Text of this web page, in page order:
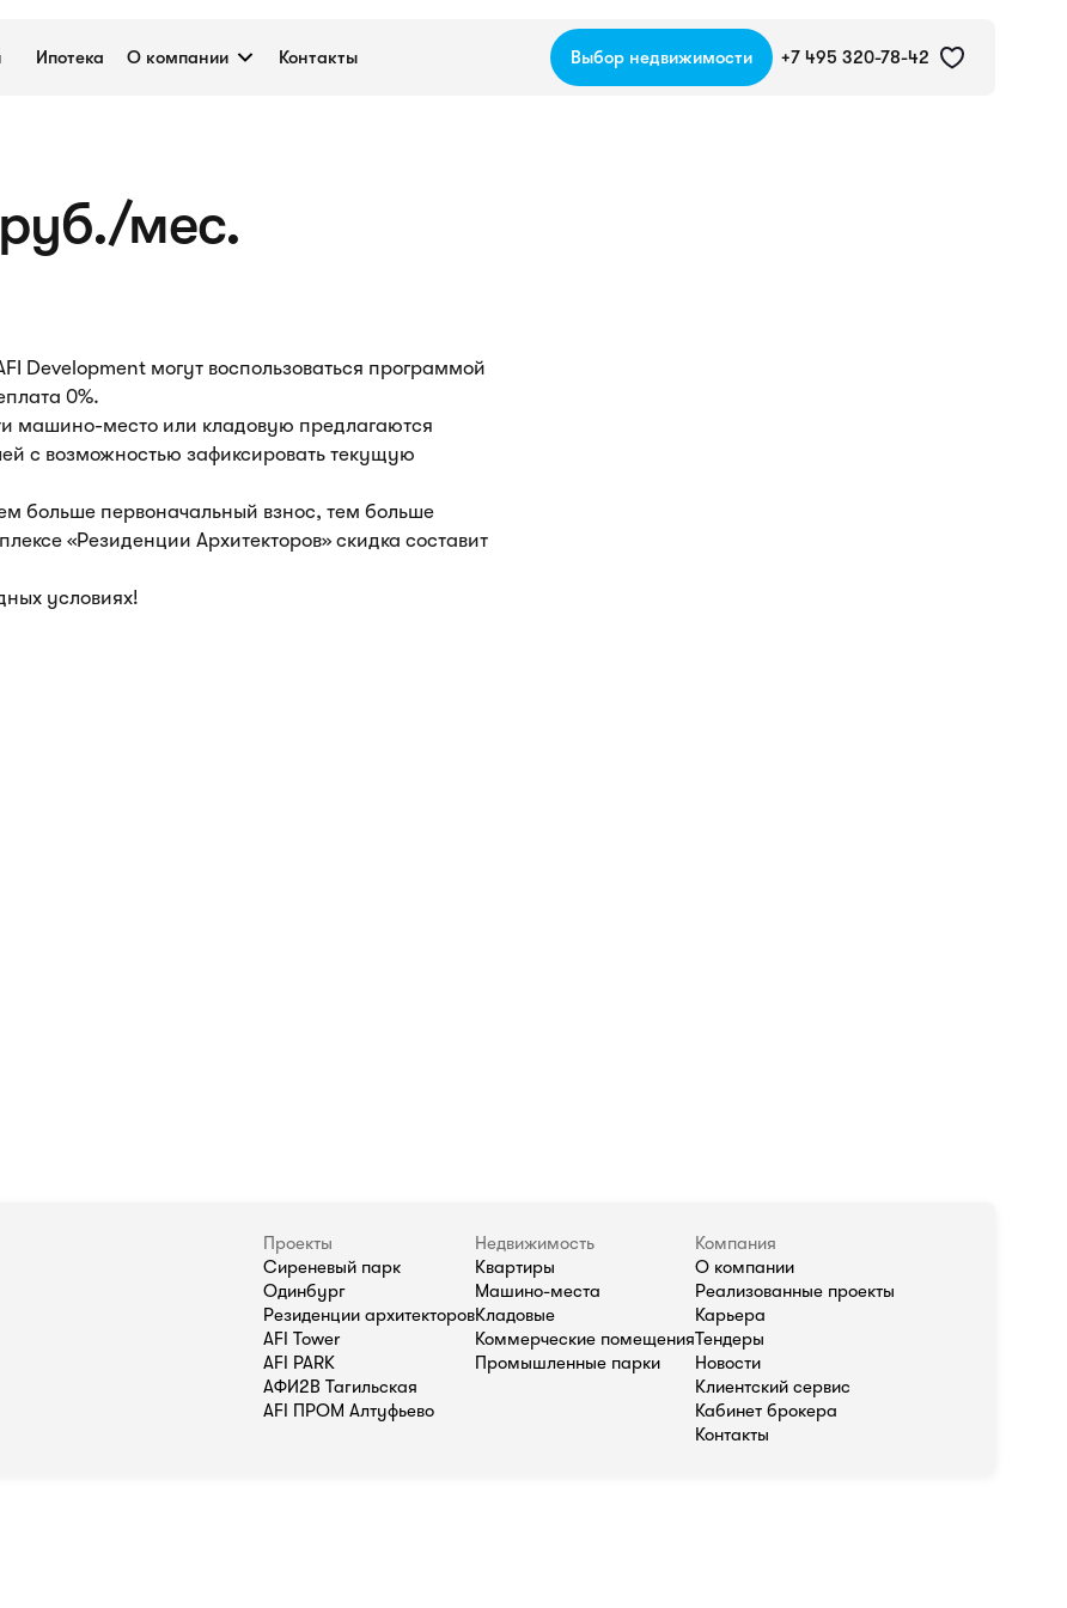
Ипотека О компании Контакты Выбор недвижимости +7 495 320-78-42
мес.
Development могут воспользоваться программой
0%.
машино-место или кладовую предлагаются
с возможностью зафиксировать текущую
больше первоначальный взнос, тем больше
«Резиденции Архитекторов» скидка составит
условиях!
Проекты
Сиреневый парк
Одинбург
Резиденции архитекторов
AFI Tower
AFI PARK
АФИ2В Тагильская
AFI ПРОМ Алтуфьево
Недвижимость
Квартиры
Машино-места
Кладовые
Коммерческие помещения
Промышленные парки
Компания
О компании
Реализованные проекты
Карьера
Тендеры
Новости
Клиентский сервис
Кабинет брокера
Контакты